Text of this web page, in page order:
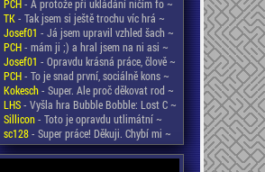
PCH- A protože při ukládání ničím fo ~
TK- Tak jsem si ještě trochu víc hrá ~
Josef01 - Já jsem upravil vzhled šach ~
PCH- mám ji ;) a hral jsem na ni asi ~
Josef01 - Opravdu krásná práce, člově ~
PCH- To je snad první, sociálně kons ~
Kokesch- Super. Ale proč děkovat rod ~
LHS- Vyšla hra Bubble Bobble: Lost C ~
Sillicon- Toto je opravdu utlimátní ~
sc128- Super práce! Děkuji. Chybí mi ~